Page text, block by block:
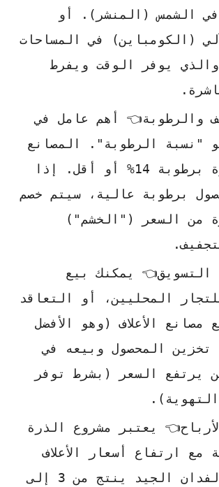
الشمس (المنشر). أو
(الكومباين) في المساحات
يوفر الوقت ويفرط
والرطوبة👈 أهم عامل في
"نسبة الرطوبة". المصانع
تقبل الذرة برطوبة 14% أو أقل. إذا
برطوبة عالية، سيتم خصم
من السعر ("الخشم")
التسويق👈 يمكنك بيع
المحليين، أو التعاقد
مصانع الأعلاف (وهو الأفضل
المحصول وبيعه في
يرتفع السعر (بشرط توفر
يعتبر مشروع الذرة
مع ارتفاع أسعار الأعلاف
عالمياً. الفدان الجيد ينتج من 3 إلى